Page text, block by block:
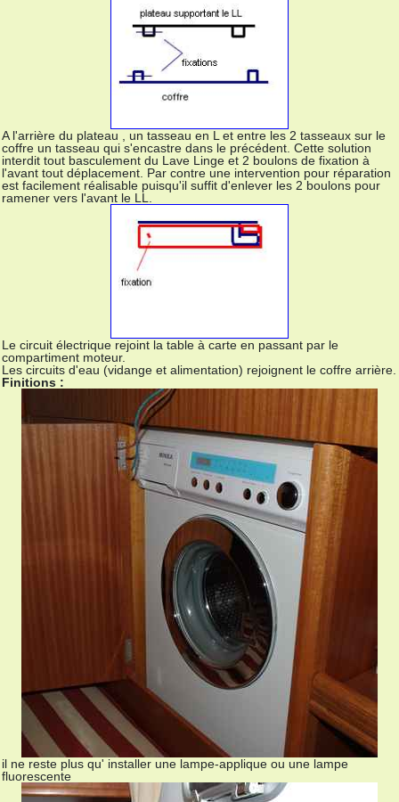
A l'arrière du plateau , un tasseau en L et entre les 2 tasseaux sur le
coffre un tasseau qui s'encastre dans le précédent. Cette solution
interdit tout basculement du Lave Linge et 2 boulons de fixation à
l'avant tout déplacement. Par contre une intervention pour réparation
est facilement réalisable puisqu'il suffit d'enlever les 2 boulons pour
ramener vers l'avant le LL.
Le circuit électrique rejoint la table à carte en passant par le
compartiment moteur.
Les circuits d'eau (vidange et alimentation) rejoignent le coffre arrière.
Finitions :
il ne reste plus qu' installer une lampe-applique ou une lampe
fluorescente